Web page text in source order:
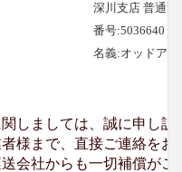
深川支店 普通預
番号:5036640
名義:オッドア
しましては、誠に申し
様まで、直接ご連絡を
会社からも一切補償がご